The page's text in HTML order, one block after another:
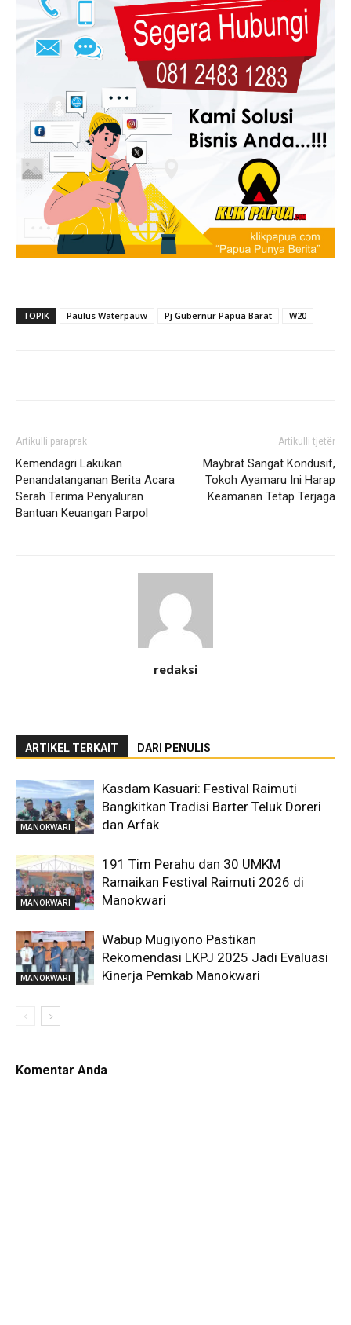
TOPIK Paulus Waterpauw Pj Gubernur Papua Barat W20
Artikulli paraprak
Kemendagri Lakukan
Penandatanganan Berita Acara
Serah Terima Penyaluran
Bantuan Keuangan Parpol
Artikulli tjetër
Maybrat Sangat Kondusif,
Tokoh Ayamaru Ini Harap
Keamanan Tetap Terjaga
redaksi
ARTIKEL TERKAIT DARI PENULIS
MANOKWARI
Kasdam Kasuari: Festival Raimuti
Bangkitkan Tradisi Barter Teluk Doreri
dan Arfak
MANOKWARI
191 Tim Perahu dan 30 UMKM
Ramaikan Festival Raimuti 2026 di
Manokwari
MANOKWARI
Wabup Mugiyono Pastikan
Rekomendasi LKPJ 2025 Jadi Evaluasi
Kinerja Pemkab Manokwari
Komentar Anda